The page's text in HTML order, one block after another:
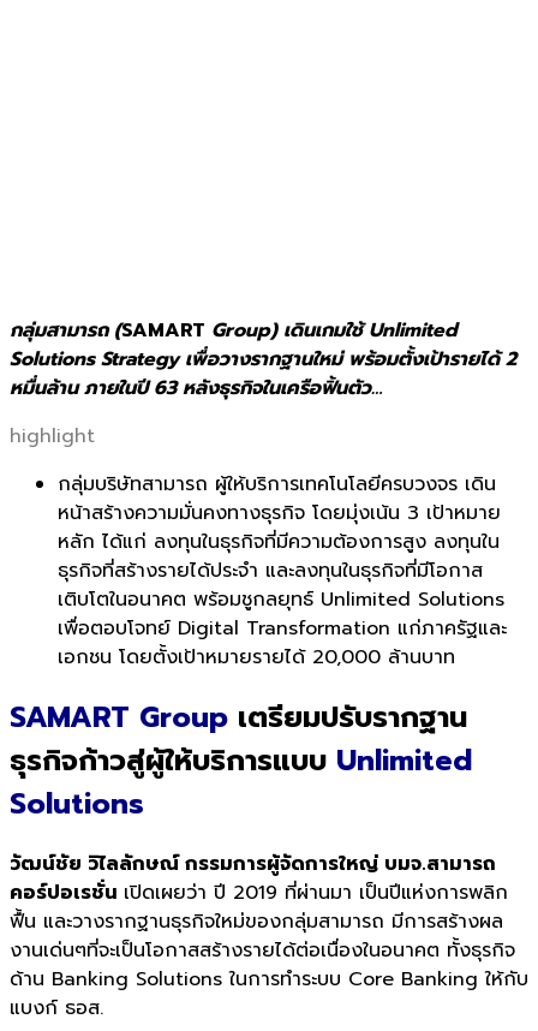
กลุ่มสามารถ (SAMART Group) เดินเกมใช้ Unlimited
Solutions Strategy เพื่อวางรากฐานใหม่ พร้อมตั้งเป้ารายได้ 2
หมื่นล้าน ภายในปี 63 หลังธุรกิจในเครือฟิ้นตัว…
highlight
กลุ่มบริษัทสามารถ ผู้ให้บริการเทคโนโลยีครบวงจร เดิน
หน้าสร้างความมั่นคงทางธุรกิจ โดยมุ่งเน้น 3 เป้าหมาย
หลัก ได้แก่ ลงทุนในธุรกิจที่มีความต้องการสูง ลงทุนใน
ธุรกิจที่สร้างรายได้ประจำ และลงทุนในธุรกิจที่มีโอกาส
เติบโตในอนาคต พร้อมชูกลยุทธ์ Unlimited Solutions
เพื่อตอบโจทย์ Digital Transformation แก่ภาครัฐและ
เอกชน โดยตั้งเป้าหมายรายได้ 20,000 ล้านบาท
SAMART Group เตรียมปรับรากฐาน
ธุรกิจก้าวสู่ผู้ให้บริการแบบ Unlimited
Solutions
วัฒน์ชัย วิไลลักษณ์ กรรมการผู้จัดการใหญ่ บมจ.สามารถ
คอร์ปอเรชั่น เปิดเผยว่า ปี 2019 ที่ผ่านมา เป็นปีแห่งการพลิก
ฟื้น และวางรากฐานธุรกิจใหม่ของกลุ่มสามารถ มีการสร้างผล
งานเด่นๆที่จะเป็นโอกาสสร้างรายได้ต่อเนื่องในอนาคต ทั้งธุรกิจ
ด้าน Banking Solutions ในการทำระบบ Core Banking ให้กับ
แบงก์ ธอส.